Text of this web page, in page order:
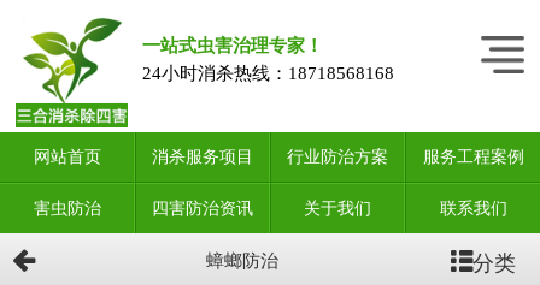
一站式虫害治理专家！
24小时消杀热线： 18718568168
网站首页 消杀服务项目 行业防治方案 服务工程案例
害虫防治 四害防治资讯 关于我们 联系我们
蟑螂防治 分类